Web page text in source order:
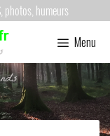
Menu